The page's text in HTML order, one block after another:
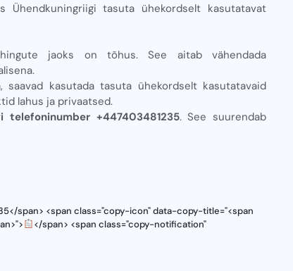
Ühendkuningriigi tasuta ühekordselt kasutatavat
jaoks on tõhus. See aitab vähendada
kasutada tasuta ühekordselt kasutatavaid
lahus ja privaatsed.
+447403481235. See suurendab
span> <span class="copy-icon" data-copy-title="<span
</span> <span class="copy-notification"